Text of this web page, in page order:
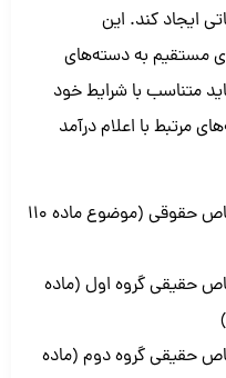
ایجاد کند. این
مستقیم به دسته‌های
متناسب با شرایط خود
مرتبط با اعلام درآمد
اظهارنامه مالیات بر درآمد اشخاص حقوقی (موضوع ماده 110
حقیقی گروه اول (ماده
حقیقی گروه دوم (ماده